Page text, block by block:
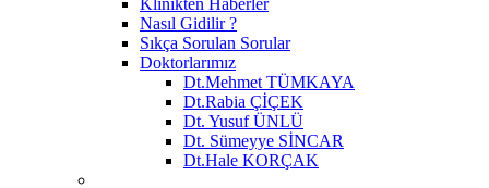
Nasıl Gidilir ?
Sıkça Sorulan Sorular
Doktorlarımız
Dt.Mehmet TÜMKAYA
Dt.Rabia ÇİÇEK
Dt. Yusuf ÜNLÜ
Dt. Sümeyye SİNCAR
Dt.Hale KORÇAK